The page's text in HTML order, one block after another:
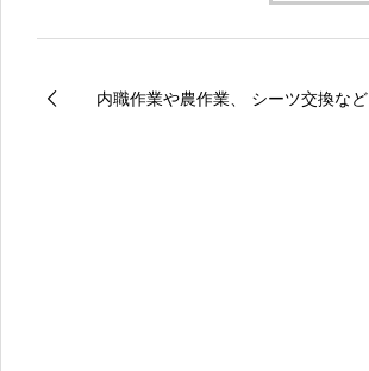
内職作業や農作業、 シーツ交換など